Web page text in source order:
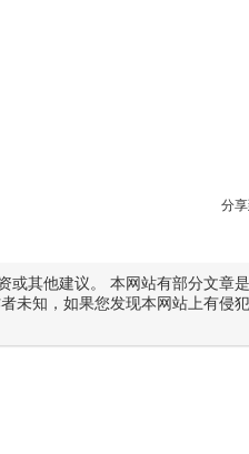
分
或其他建议。 本网站有部分文章
未知，如果您发现本网站上有侵